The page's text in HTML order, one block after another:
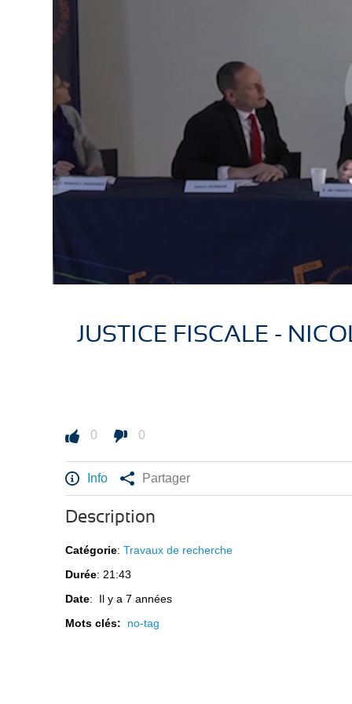
JUSTICE FISCALE -
0 0
Info Partager
Description
Catégorie:Travaux de recherche
Durée: 21:43
Date: Il y a 7 années
Mots clés: no-tag